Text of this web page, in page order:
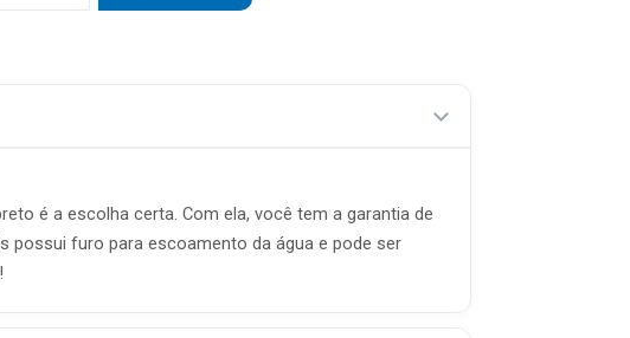
é a escolha certa. Com ela, você tem a garantia de
possui furo para escoamento da água e pode ser